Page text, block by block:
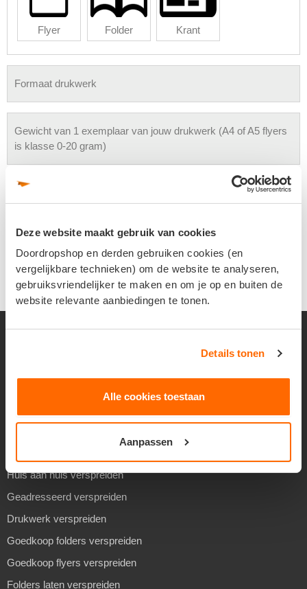
Deze website maakt gebruik van cookies
Doordropshop en derden gebruiken cookies (en
vergelijkbare technieken) om de website te analyseren,
gebruiksvriendelijker te maken en om je op en buiten de
website relevante aanbiedingen te tonen.
Details tonen
Alle cookies toestaan
Aanpassen
Flyer Folder Krant
Formaat drukwerk
Gewicht van 1 exemplaar van jouw drukwerk (A4 of A5 flyers
is klasse 0-20 gram)
Drukwerk afhalen of bezorgen
Huis aan huis verspreiden
Geadresseerd verspreiden
Drukwerk verspreiden
Goedkoop folders verspreiden
Goedkoop flyers verspreiden
Folders laten verspreiden